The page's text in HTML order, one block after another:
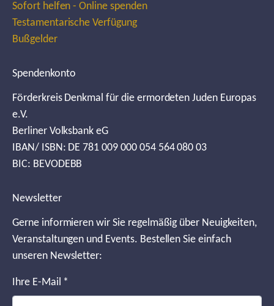
Sofort helfen - Online spenden
Testamentarische Verfügung
Bußgelder
Spendenkonto
Förderkreis Denkmal für die ermordeten Juden Europas
e.V.
Berliner Volksbank eG
IBAN/ ISBN: DE 781 009 000 054 564 080 03
BIC: BEVODEBB
Newsletter
Gerne informieren wir Sie regelmäßig über Neuigkeiten,
Veranstaltungen und Events. Bestellen Sie einfach
unseren Newsletter:
Ihre E-Mail *